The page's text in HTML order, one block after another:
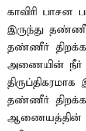
காவிரி பாசன
இருந்து
தண்ணீர்
அணையின் நீர்
தண்ணீர்
ஆணையத்தின்